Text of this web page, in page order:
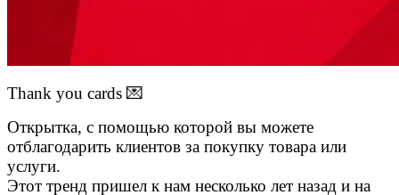
Thank you cards 💌
Открытка, с помощью которой вы можете
отблагодарить клиентов за покупку товара или
услуги.
Этот тренд пришел к нам несколько лет назад и на